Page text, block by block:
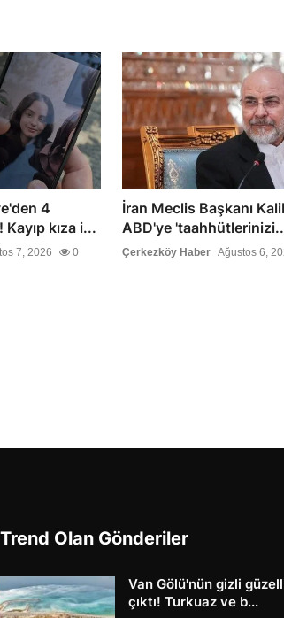
4
kıza i...
7, 2026 0
İran Meclis Başkanı
ABD'ye
Çerkezköy Haber Ağustos 6,
Trend Olan Gönderiler
Van Gölü'nün gizli
çıktı! Turkuaz ve b...